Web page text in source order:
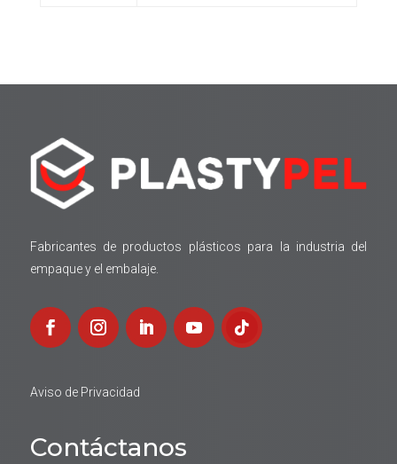
Fabricantes de productos plásticos para la industria del
empaque y el embalaje.
Aviso de Privacidad
Contáctanos